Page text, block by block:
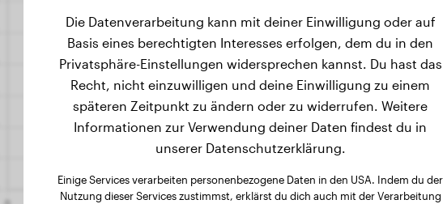
Die Datenverarbeitung kann mit deiner Einwilligung oder auf
Basis eines berechtigten Interesses erfolgen, dem du in den
Privatsphäre-Einstellungen widersprechen kannst. Du hast das
Recht, nicht einzuwilligen und deine Einwilligung zu einem
späteren Zeitpunkt zu ändern oder zu widerrufen. Weitere
Informationen zur Verwendung deiner Daten findest du in
unserer Datenschutzerklärung.
Einige Services verarbeiten personenbezogene Daten in den USA. Indem du der
Nutzung dieser Services zustimmst, erklärst du dich auch mit der Verarbeitung